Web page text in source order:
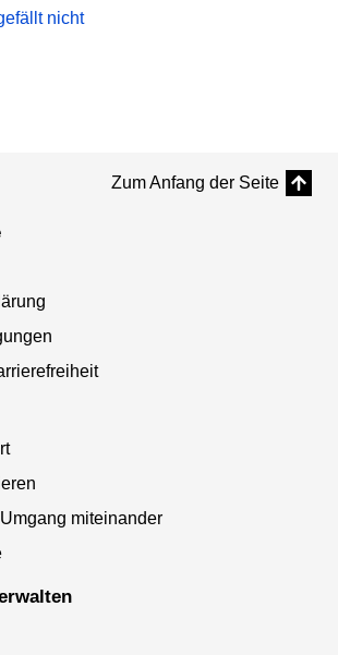
nicht
Zum Anfang der Seite
miteinander